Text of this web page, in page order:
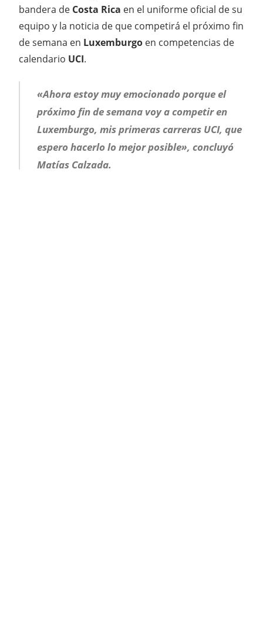
bandera de Costa Rica en el uniforme oficial de su
equipo y la noticia de que competirá el próximo fin
de semana en Luxemburgo en competencias de
calendario UCI.
«Ahora estoy muy emocionado porque el
próximo fin de semana voy a competir en
Luxemburgo, mis primeras carreras UCI, que
espero hacerlo lo mejor posible», concluyó
Matías Calzada.